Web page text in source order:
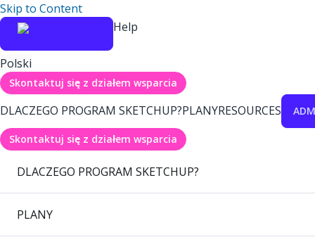
Skip to Content
Help
Polski
Skontaktuj się z działem wsparcia
DLACZEGO PROGRAM SKETCHUP?PLANYRESOURCES
Skontaktuj się z działem wsparcia
DLACZEGO PROGRAM SKETCHUP?
PLANY